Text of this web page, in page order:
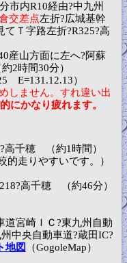
市内R10経由?中九州
交差点左折?広城基幹
てＴ字路左折?R325?高
産山方面に左へ?阿蘇
2時間30分）
E=131.12.13）
しません。すれ違い出
にかなり疲れます。
高千穂 （約1時間）
的走りやすいです。）
高千穂 （約46分）
宮崎ＩＣ?東九州自動
中央自動車道?蔵田IC?
地図 （GogoleMap）